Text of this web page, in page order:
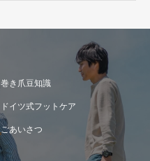
巻き爪豆知識
ドイツ式フットケア
ごあいさつ